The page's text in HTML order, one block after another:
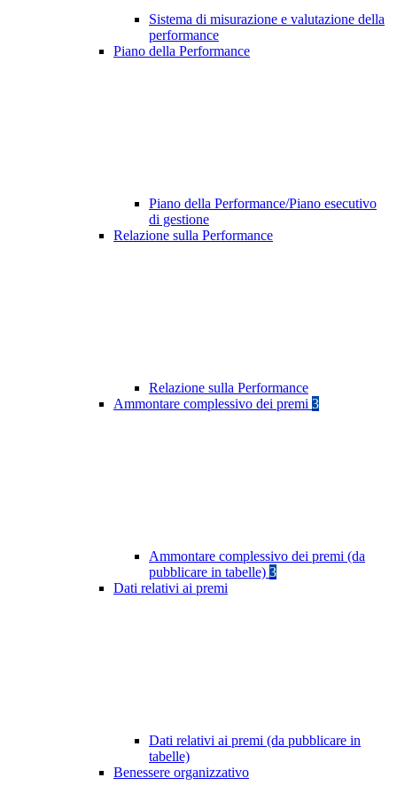
Sistema di misurazione e valutazione della
performance
Piano della Performance
Piano della Performance/Piano esecutivo
di gestione
Relazione sulla Performance
Relazione sulla Performance
Ammontare complessivo dei premi 3
Ammontare complessivo dei premi (da
pubblicare in tabelle) 3
Dati relativi ai premi
Dati relativi ai premi (da pubblicare in
tabelle)
Benessere organizzativo